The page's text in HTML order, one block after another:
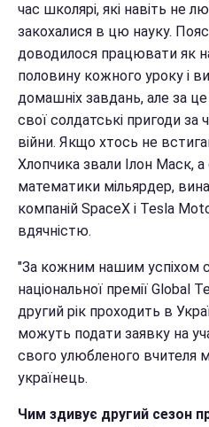
час школярі, які навіть не
закохалися в цю науку.
доводилося працювати як
половину кожного уроку і
домашніх завдань, але за
свої солдатські пригоди за
війни. Якщо хтось не
Хлопчика звали Ілон Маск, а
математики мільярдер,
компаній SpaceX і Tesla
вдячністю.
"За кожним нашим успіхом
національної премії Global
другий рік проходить в
можуть подати заявку на
свого улюбленого
українець.
Чим здивує другий сезон